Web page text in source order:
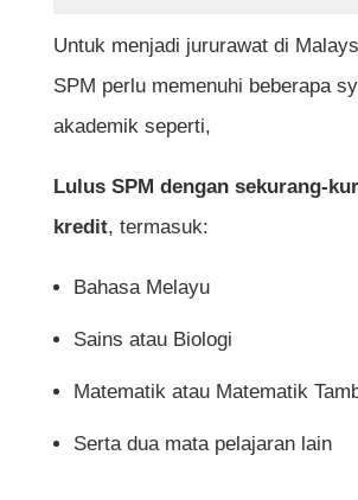
kejururawatan?
Adakah jururawat perlu
syif?
Apakah lesen yang perlu
seorang jururawat untuk
dijamin pekerjaan?
biasiswa untuk pelajar
Untuk menjadi jururawat di
SPM perlu memenuhi beberapa
akademik seperti,
Lulus SPM dengan sekurang-
kredit, termasuk:
Bahasa Melayu
Sains atau Biologi
Matematik atau Matematik
Serta dua mata pelajaran lain